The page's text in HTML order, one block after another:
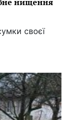
своєї